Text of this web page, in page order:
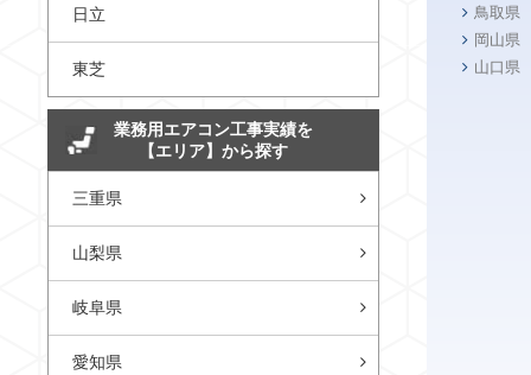
鳥取県
岡山県
山口県
日立
東芝
業務用エアコン工事実績を
【エリア】から探す
三重県
山梨県
岐阜県
愛知県